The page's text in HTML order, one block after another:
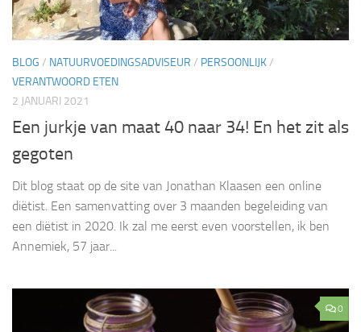
BLOG / NATUURVOEDINGSADVISEUR / PERSOONLIJK/
VERANTWOORD ETEN
2 JANUARI 2021
Een jurkje van maat 40 naar 34! En het zit als
gegoten
Dit blog staat op de site van Jonathan Klaasen een online
diëtist. Een samenvatting over 3 maanden begeleiding van
een diëtist in 2020. Ik zal me eerst even voorstellen, ik ben
Annemiek, 57 jaar...
0